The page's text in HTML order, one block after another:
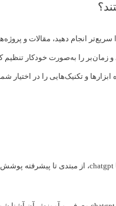
انجام دهید، مقالات و
زمان‌بر را به‌صورت خودکار
ابزارها و تکنیک‌هایی را در